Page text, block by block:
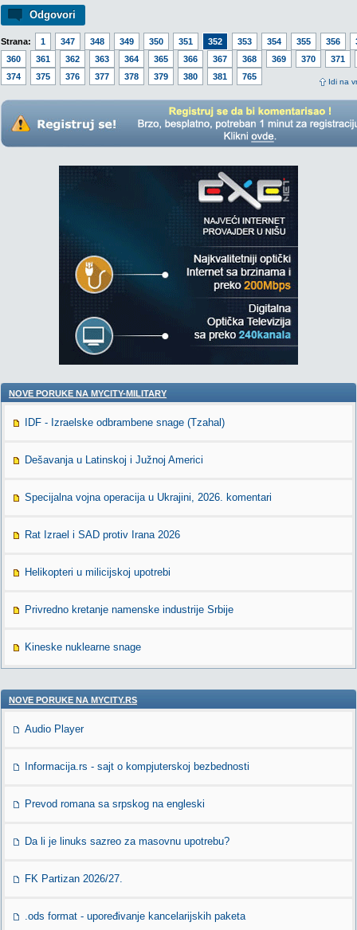
Odgovori
Strana: 1 347 348 349 350 351 352 353 354 355 356
360
361 362 363 364 365 366 367 368 369 370
371
374
375 376 377 378 379 380 381 765
Idi na
NOVE PORUKE NA MYCITY-MILITARY
IDF - Izraelske odbrambene snage (Tzahal)
Dešavanja u Latinskoj i Južnoj Americi
Specijalna vojna operacija u Ukrajini, 2026. komentari
Rat Izrael i SAD protiv Irana 2026
Helikopteri u milicijskoj upotrebi
Privredno kretanje namenske industrije Srbije
Kineske nuklearne snage
NOVE PORUKE NA MYCITY.RS
Audio Player
Informacija.rs - sajt o kompjuterskoj bezbednosti
Prevod romana sa srpskog na engleski
Da li je linuks sazreo za masovnu upotrebu?
FK Partizan 2026/27.
.ods format - upoređivanje kancelarijskih paketa